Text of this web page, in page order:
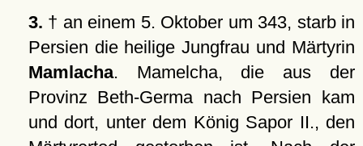
3. † an einem 5. Oktober um 343, starb in
Persien die heilige Jungfrau und Märtyrin
Mamlacha. Mamelcha, die aus der
Provinz Beth-Germa nach Persien kam
und dort, unter dem König Sapor II., den